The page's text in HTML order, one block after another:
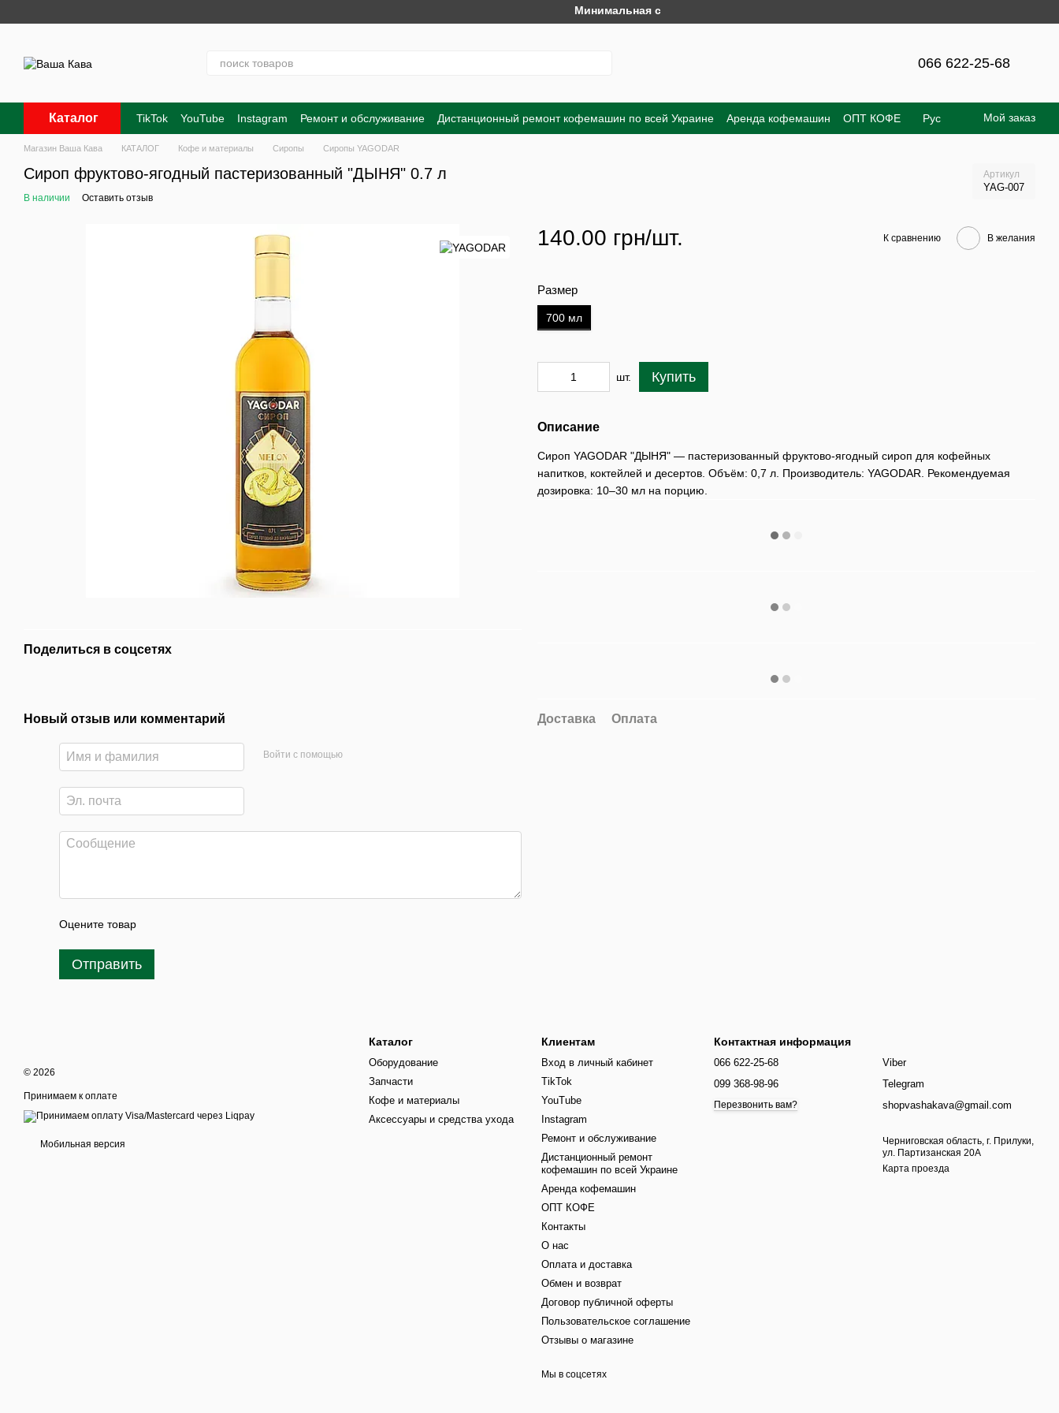
Минимальная сумма заказа на сайте – 300 грн!
066 622-25-68
Каталог TikTok YouTube Instagram Ремонт и обслуживание Дистанционный ремонт кофемашин по всей Украине Аренда кофемашин
ОПТ КОФЕ
Контакты
О нас Оплата и доставка Обмен и возврат Договор публичной оферты Пользовательское соглашение Отзывы о магазине
Рус Мой заказ
Магазин Ваша Кава КАТАЛОГ Кофе и материалы Сиропы Сиропы YAGODAR
Сироп фруктово-ягодный пастеризованный "ДЫНЯ" 0.7 л Артикул
YAG-007
В наличии Оставить отзыв
Поделиться в соцсетях
Новый отзыв или комментарий
Войти с помощью
Оцените товар
Отправить
140.00 грн/шт. К сравнению В желания
Размер
700 мл
шт. Купить
Описание
Сироп YAGODAR "ДЫНЯ" — пастеризованный фруктово-ягодный сироп для кофейных
напитков, коктейлей и десертов. Объём: 0,7 л. Производитель: YAGODAR. Рекомендуемая
дозировка: 10–30 мл на порцию.
Доставка Оплата
© 2026
Принимаем к оплате
Мобильная версия
Каталог
Оборудование
Запчасти
Кофе и материалы
Аксессуары и средства ухода
Клиентам
Вход в личный кабинет
TikTok
YouTube
Instagram
Ремонт и обслуживание
Дистанционный ремонт
кофемашин по всей Украине
Аренда кофемашин
ОПТ КОФЕ
Контакты
О нас
Оплата и доставка
Обмен и возврат
Договор публичной оферты
Пользовательское соглашение
Отзывы о магазине
Мы в соцсетях
Контактная информация
066 622-25-68
099 368-98-96
Перезвонить вам?
Viber
Telegram
shopvashakava@gmail.com
Черниговская область, г. Прилуки,
ул. Партизанская 20А
Карта проезда